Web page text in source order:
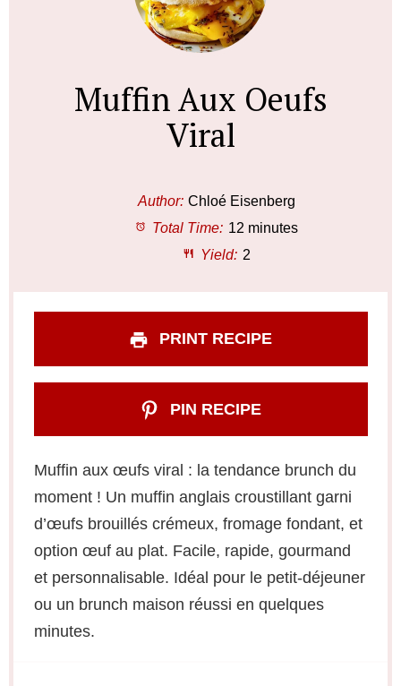
Muffin Aux Oeufs
Viral
Author: Chloé Eisenberg
Total Time: 12 minutes
Yield: 2
PRINT RECIPE
PIN RECIPE
Muffin aux œufs viral : la tendance brunch du
moment ! Un muffin anglais croustillant garni
d’œufs brouillés crémeux, fromage fondant, et
option œuf au plat. Facile, rapide, gourmand
et personnalisable. Idéal pour le petit-déjeuner
ou un brunch maison réussi en quelques
minutes.